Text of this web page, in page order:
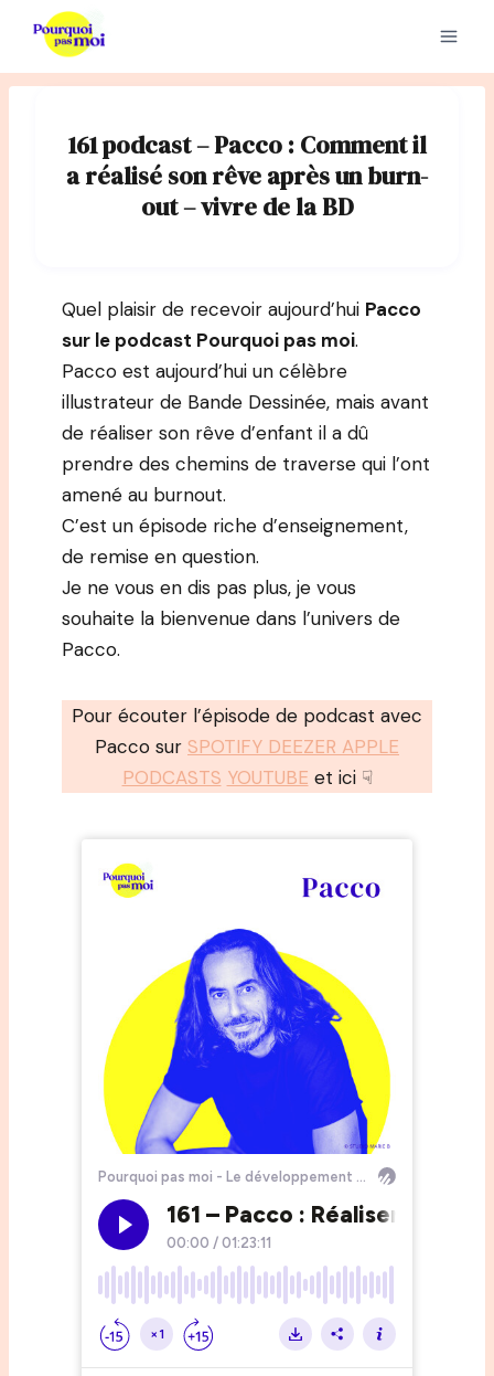
contenu
161 podcast – Pacco : Comment il
a réalisé son rêve après un burn-
out – vivre de la BD
Quel plaisir de recevoir aujourd’hui Pacco
sur le podcast Pourquoi pas moi.
Pacco est aujourd’hui un célèbre
illustrateur de Bande Dessinée, mais avant
de réaliser son rêve d’enfant il a dû
prendre des chemins de traverse qui l’ont
amené au burnout.
C’est un épisode riche d’enseignement,
de remise en question.
Je ne vous en dis pas plus, je vous
souhaite la bienvenue dans l’univers de
Pacco.
Pour écouter l’épisode de podcast avec
Pacco sur SPOTIFY DEEZER APPLE
PODCASTS YOUTUBE et ici ☟